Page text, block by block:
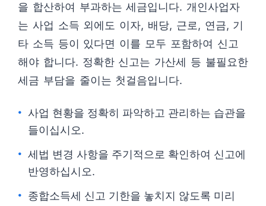
을 합산하여 부과하는 세금입니다. 개인사업자
는 사업 소득 외에도 이자, 배당, 근로, 연금, 기
타 소득 등이 있다면 이를 모두 포함하여 신고
해야 합니다. 정확한 신고는 가산세 등 불필요한
세금 부담을 줄이는 첫걸음입니다.
사업 현황을 정확히 파악하고 관리하는 습관을
들이십시오.
세법 변경 사항을 주기적으로 확인하여 신고에
반영하십시오.
종합소득세 신고 기한을 놓치지 않도록 미리